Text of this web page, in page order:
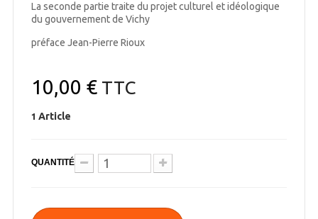
La seconde partie traite du projet culturel et idéologique
du gouvernement de Vichy
préface Jean-Pierre Rioux
10,00 €TTC
1 Article
QUANTITÉ